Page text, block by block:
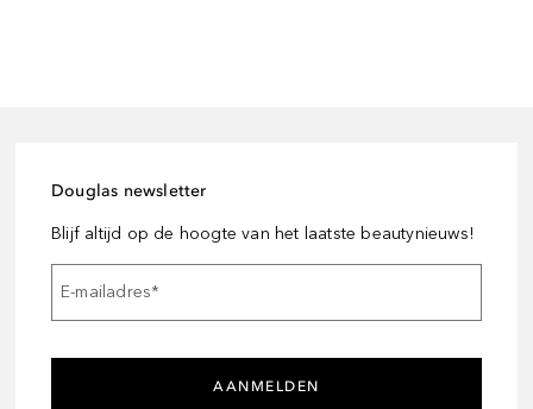
Douglas newsletter
Blijf altijd op de hoogte van het laatste beautynieuws!
E-mailadres*
AANMELDEN